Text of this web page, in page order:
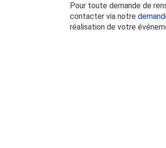
Pour toute demande de
contacter via notre
réalisation de votre